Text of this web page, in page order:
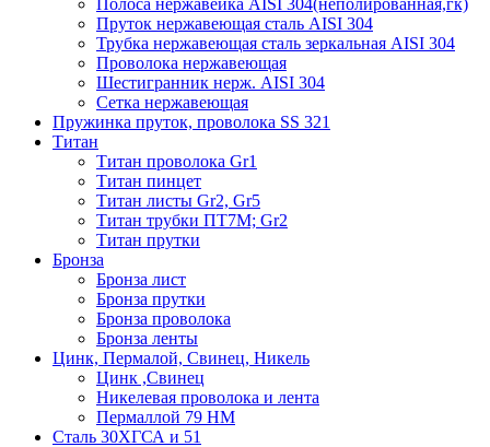
Полоса нержавейка АISI 304(неполированная,гк)
Пруток нержавеющая сталь AISI 304
Трубка нержавеющая сталь зеркальная AISI 304
Проволока нержавеющая
Шестигранник нерж. AISI 304
Сетка нержавеющая
Пружинка пруток, проволока SS 321
Титан
Титан проволока Gr1
Титан пинцет
Титан листы Gr2, Gr5
Титан трубки ПТ7М; Gr2
Титан прутки
Бронза
Бронза лист
Бронза прутки
Бронза проволока
Бронза ленты
Цинк, Пермалой, Свинец, Никель
Цинк ,Свинец
Никелевая проволока и лента
Пермаллой 79 НМ
Сталь 30ХГСА и 51